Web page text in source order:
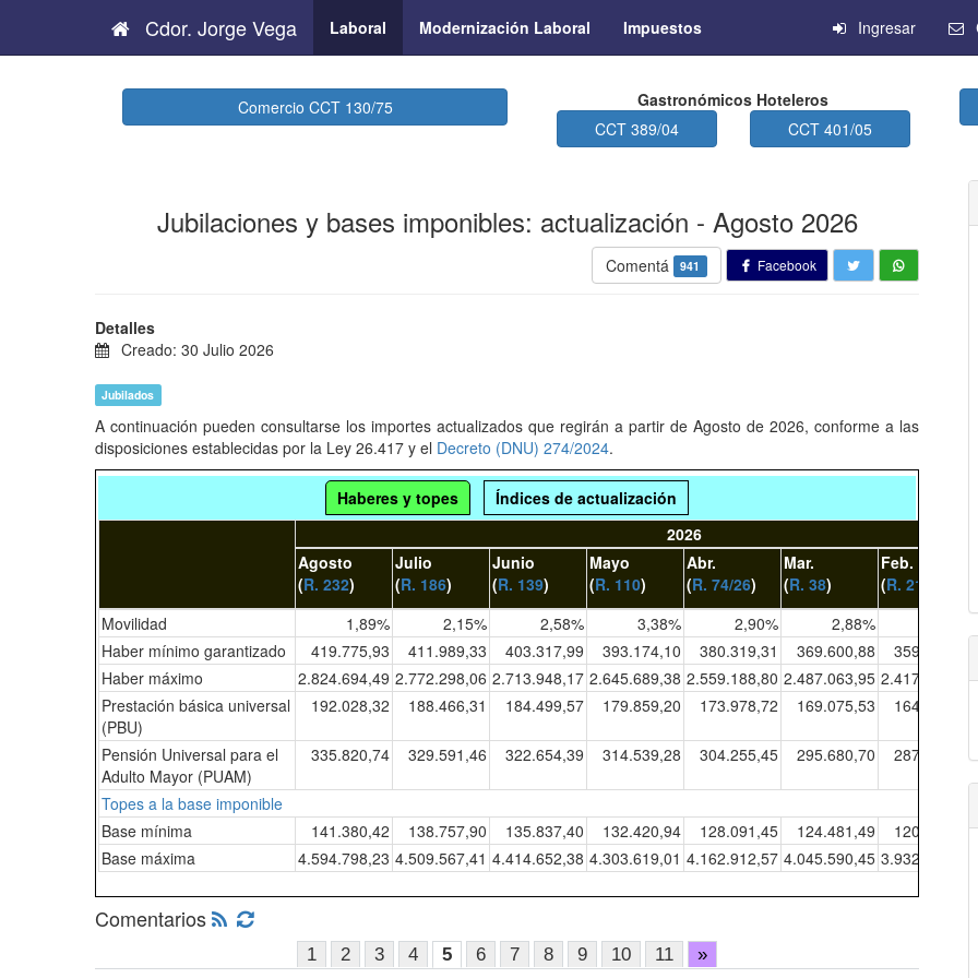
Cdor. Jorge Vega Laboral Modernización Laboral Impuestos Ingresar
Comercio CCT 130/75
Gastronómicos Hoteleros
CCT 389/04
CCT 401/05
Jubilaciones y bases imponibles: actualización - Agosto 2026
Comentá 941 Facebook
Detalles
Creado: 30 Julio 2026
Jubilados
A continuación pueden consultarse los importes actualizados que regirán a partir de Agosto de 2026, conforme a las
disposiciones establecidas por la Ley 26.417 y el Decreto (DNU) 274/2024.
Haberes y topes
Índices de actualización
2026
Agosto
(R. 232)
Julio
(R. 186)
Junio
(R. 139)
Mayo
(R. 110)
Abr.
(R. 74/26)
Mar.
(R. 38)
Feb.
(R. 21
Movilidad
1,89% 2,15% 2,58% 3,38% 2,90% 2,88%
Haber mínimo garantizado
419.775,93 411.989,33 403.317,99 393.174,10 380.319,31 369.600,88 359.254,35
Haber máximo
2.824.694,49 2.772.298,06 2.713.948,17 2.645.689,38 2.559.188,80 2.487.063,95 2.417.441,63
Prestación básica universal
(PBU)
192.028,32 188.466,31 184.499,57 179.859,20 173.978,72 169.075,53 164.342,47
Pensión Universal para el
Adulto Mayor (PUAM)
335.820,74 329.591,46 322.654,39 314.539,28 304.255,45 295.680,70 287.403,48
Topes a la base imponible
Base mínima
141.380,42 138.757,90 135.837,40 132.420,94 128.091,45 124.481,49 120.996,78
Base máxima
4.594.798,23 4.509.567,41 4.414.652,38 4.303.619,01 4.162.912,57 4.045.590,45 3.932.339,08
Comentarios
1 2 3 4 5 6 7 8 9 10 11 »